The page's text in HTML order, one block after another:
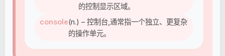
的控制显示区域。
console(n.) – 控制台,通常指一个独立、更复杂
的操作单元。